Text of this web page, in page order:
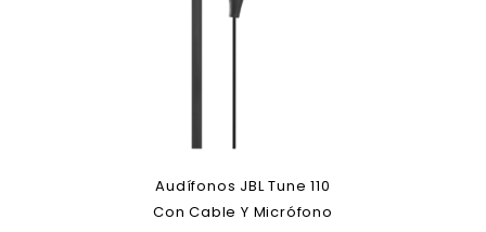
Audífonos JBL Tune 110
Con Cable Y Micrófono